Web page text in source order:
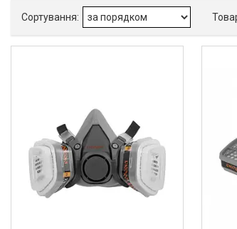
Виробник
Товари та послуги
Новини
Статті
Про нас